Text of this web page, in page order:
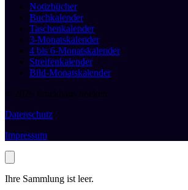
Notizbücher
Buchkalender
Taschenkalender
3-Monatskalender
4 bis 6-Monatskalender
Streifenkalender
Bild-Monatskalender
© 2026 druckhaus boeken
Datenschutz
Impressum
Ihre Sammlung ist leer.